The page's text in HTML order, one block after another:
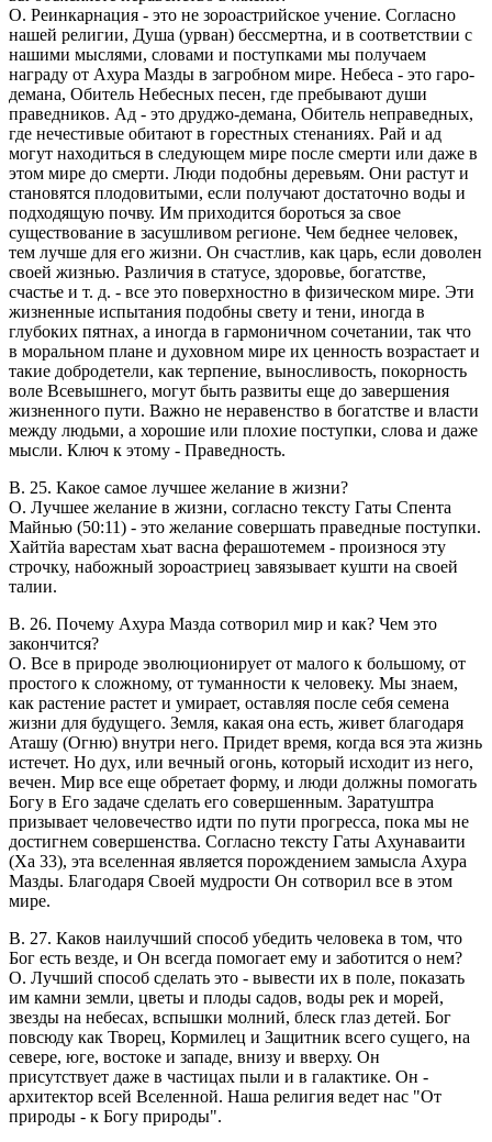
O. Реинкарнация - это не зороастрийское учение. Согласно
нашей религии, Душа (урван) бессмертна, и в соответствии с
нашими мыслями, словами и поступками мы получаем
награду от Ахура Мазды в загробном мире. Небеса - это гаро-
демана, Обитель Небесных песен, где пребывают души
праведников. Ад - это друджо-демана, Обитель неправедных,
где нечестивые обитают в горестных стенаниях. Рай и ад
могут находиться в следующем мире после смерти или даже в
этом мире до смерти. Люди подобны деревьям. Они растут и
становятся плодовитыми, если получают достаточно воды и
подходящую почву. Им приходится бороться за свое
существование в засушливом регионе. Чем беднее человек,
тем лучше для его жизни. Он счастлив, как царь, если доволен
своей жизнью. Различия в статусе, здоровье, богатстве,
счастье и т. д. - все это поверхностно в физическом мире. Эти
жизненные испытания подобны свету и тени, иногда в
глубоких пятнах, а иногда в гармоничном сочетании, так что
в моральном плане и духовном мире их ценность возрастает и
такие добродетели, как терпение, выносливость, покорность
воле Всевышнего, могут быть развиты еще до завершения
жизненного пути. Важно не неравенство в богатстве и власти
между людьми, а хорошие или плохие поступки, слова и даже
мысли. Ключ к этому - Праведность.
В. 25. Какое самое лучшее желание в жизни?
O. Лучшее желание в жизни, согласно тексту Гаты Спента
Майнью (50:11) - это желание совершать праведные поступки.
Хайтйа варестам хьат васна ферашотемем - произнося эту
строчку, набожный зороастриец завязывает кушти на своей
талии.
В. 26. Почему Ахура Мазда сотворил мир и как? Чем это
закончится?
O. Все в природе эволюционирует от малого к большому, от
простого к сложному, от туманности к человеку. Мы знаем,
как растение растет и умирает, оставляя после себя семена
жизни для будущего. Земля, какая она есть, живет благодаря
Аташу (Огню) внутри него. Придет время, когда вся эта жизнь
истечет. Но дух, или вечный огонь, который исходит из него,
вечен. Мир все еще обретает форму, и люди должны помогать
Богу в Его задаче сделать его совершенным. Заратуштра
призывает человечество идти по пути прогресса, пока мы не
достигнем совершенства. Согласно тексту Гаты Ахунаваити
(Ха 33), эта вселенная является порождением замысла Ахура
Мазды. Благодаря Своей мудрости Он сотворил все в этом
мире.
В. 27. Каков наилучший способ убедить человека в том, что
Бог есть везде, и Он всегда помогает ему и заботится о нем?
O. Лучший способ сделать это - вывести их в поле, показать
им камни земли, цветы и плоды садов, воды рек и морей,
звезды на небесах, вспышки молний, блеск глаз детей. Бог
повсюду как Творец, Кормилец и Защитник всего сущего, на
севере, юге, востоке и западе, внизу и вверху. Он
присутствует даже в частицах пыли и в галактике. Он -
архитектор всей Вселенной. Наша религия ведет нас "От
природы - к Богу природы".